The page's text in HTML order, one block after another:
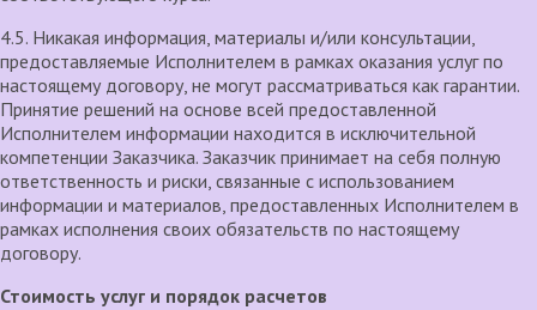
4.5. Никакая информация, материалы и/или консультации,
предоставляемые Исполнителем в рамках оказания услуг по
настоящему договору, не могут рассматриваться как гарантии.
Принятие решений на основе всей предоставленной
Исполнителем информации находится в исключительной
компетенции Заказчика. Заказчик принимает на себя полную
ответственность и риски, связанные с использованием
информации и материалов, предоставленных Исполнителем в
рамках исполнения своих обязательств по настоящему
договору.
Стоимость услуг и порядок расчетов